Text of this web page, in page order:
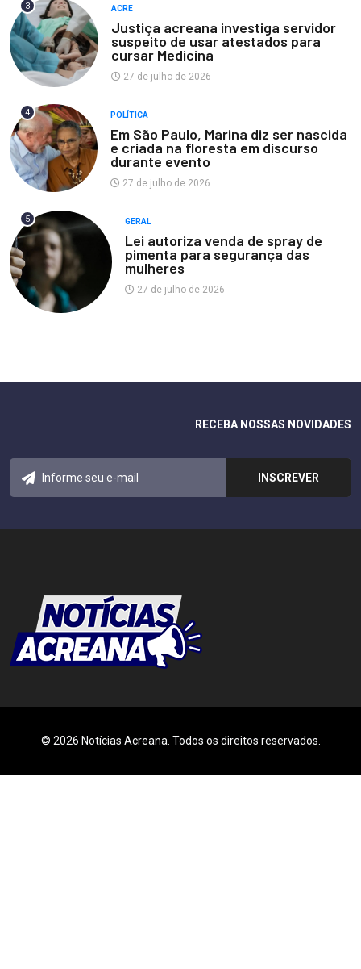
3 ACRE
Justiça acreana investiga servidor
suspeito de usar atestados para
cursar Medicina
27 de julho de 2026
4 POLÍTICA
Em São Paulo, Marina diz ser nascida
e criada na floresta em discurso
durante evento
27 de julho de 2026
5 GERAL
Lei autoriza venda de spray de
pimenta para segurança das
mulheres
27 de julho de 2026
RECEBA NOSSAS NOVIDADES
© 2026 Notícias Acreana. Todos os direitos reservados.